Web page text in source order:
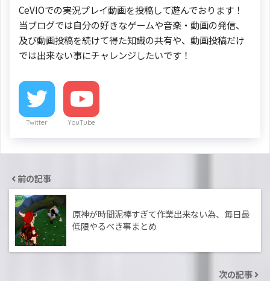
CeVIOでの実況プレイ動画を投稿して遊んでおります！
当ブログでは自分の好きなゲームや音楽・動画の発信、
及び動画投稿を続けて得た知識の共有や、動画投稿だけ
では出来ない事にチャレンジしたいです！
Twitter YouTube
前の記事
原神が時間泥棒すぎて作業出来ない為、毎日最
低限やるべき事まとめ
次の記事